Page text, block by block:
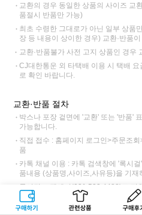
구매하기 관련상품 상품후
교환의 경우 동일한 상품의 사이즈 교
품절시 반품만 가능)
최초 수령한 그대로가 아닌 일부 상품
장 등 내용이 상이한 경우) 교환·반품
교환·반품불가 사전 고지 상품인 경우
CJ대한통운 외 타택배 이용 시 택배
로 확인 바랍니다.
교환·반품 절차
박스나 포장 겉면에 '교환' 또는 '반품'
가능합니다.
직접 접수 : 홈페이지 로그인>주문조
품
카톡 채널 이용 : 카톡 검색창에 '록시
품내용 (상품명,사이즈,사유등)을 기재
록시걸 고객센터(031.522.4488)로 전
교환 접수 후 CJ대한통운 기사님 방문
12,000원)동봉 또는 입금하여 전달 >